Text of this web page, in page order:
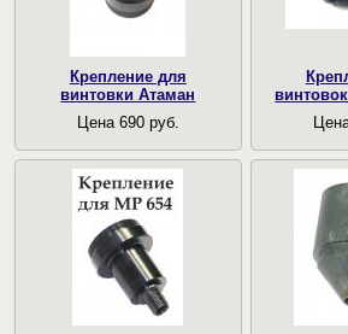
Крепление для
винтовки Атаман
Цена 690 руб.